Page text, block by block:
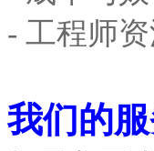
- 工程师
我们的